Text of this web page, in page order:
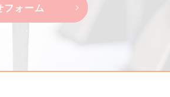
フォーム